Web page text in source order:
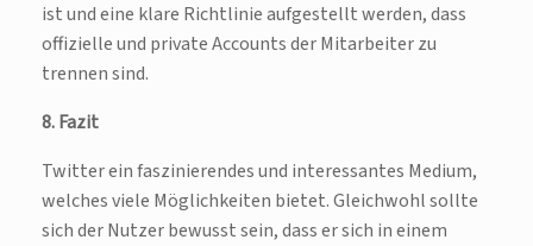
ist und eine klare Richtlinie aufgestellt werden, dass
offizielle und private Accounts der Mitarbeiter zu
trennen sind.
8. Fazit
Twitter ein faszinierendes und interessantes Medium,
welches viele Möglichkeiten bietet. Gleichwohl sollte
sich der Nutzer bewusst sein, dass er sich in einem